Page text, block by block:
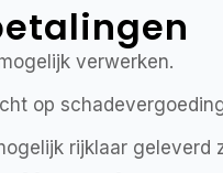
verwerken.
op
rijklaar